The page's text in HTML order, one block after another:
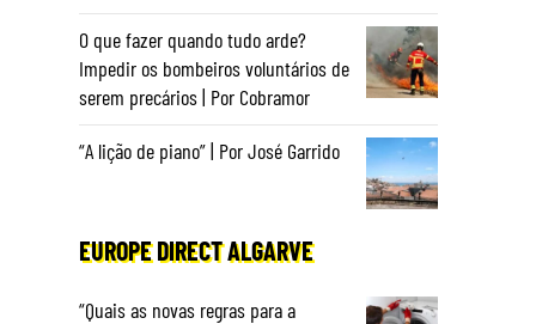
O que fazer quando tudo arde?
Impedir os bombeiros voluntários de
serem precários | Por Cobramor
“A lição de piano” | Por José Garrido
EUROPE DIRECT ALGARVE
“Quais as novas regras para a